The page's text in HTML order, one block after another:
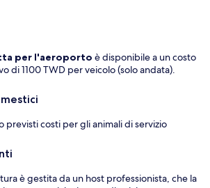
per l'aeroporto è disponibile a un costo
di 1100 TWD per veicolo (solo andata).
previsti costi per gli animali di servizio
è gestita da un host professionista, che la